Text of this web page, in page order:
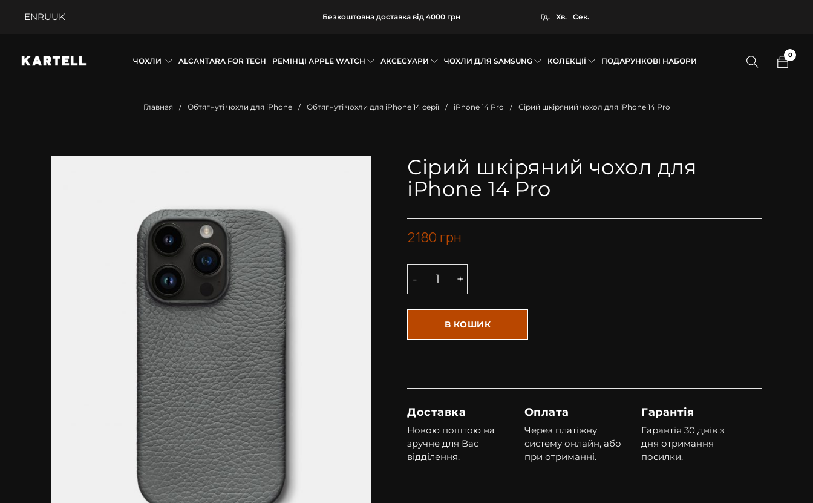
ENRUUK Безкоштовна доставка від 4000 грн Гд. Хв. Сек.
ЧОХЛИ ALCANTARA FOR TECH РЕМІНЦІ APPLE WATCH АКСЕСУАРИ ЧОХЛИ ДЛЯ SAMSUNG КОЛЕКЦІЇ ПОДАРУНКОВІ НАБОРИ
0
Главная / Обтягнуті чохли для iPhone / Обтягнуті чохли для iPhone 14 серії / iPhone 14 Pro / Сірий шкіряний чохол для iPhone 14 Pro
Сірий шкіряний чохол для
iPhone 14 Pro
2180 грн
В КОШИК
Доставка
Новою поштою на
зручне для Вас
відділення.
Оплата
Через платіжну
систему онлайн, або
при отриманні.
Гарантія
Гарантія 30 днів з
дня отримання
посилки.